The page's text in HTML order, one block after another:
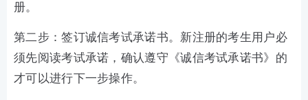
册。
第二步：签订诚信考试承诺书。新注册的考生用户必
须先阅读考试承诺，确认遵守《诚信考试承诺书》的
才可以进行下一步操作。